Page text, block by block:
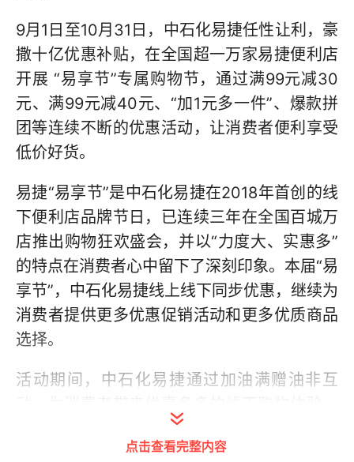
9月1日至10月31日，中石化易捷任性让利，豪
撒十亿优惠补贴，在全国超一万家易捷便利店
开展 “易享节”专属购物节，通过满99元减30
元、满99元减40元、“加1元多一件”、爆款拼
团等连续不断的优惠活动，让消费者便利享受
低价好货。
易捷“易享节”是中石化易捷在2018年首创的线
下便利店品牌节日，已连续三年在全国百城万
店推出购物狂欢盛会，并以“力度大、实惠多”
的特点在消费者心中留下了深刻印象。本届“易
享节”，中石化易捷线上线下同步优惠，继续为
消费者提供更多优惠促销活动和更多优质商品
选择。
活动期间，中石化易捷通过加油满赠油非互
消费者加汽柴油满一定金额即可获赠超值优惠
券。除了线下活动外，易捷还通过“中石化易捷
点击查看完整内容